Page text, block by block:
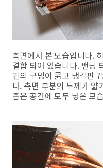
측면에서 본 모습입니다.
결합 되어 있습니다. 밴딩
핀의 구멍이 굵고 냉각핀
다. 측면 부분의 두께가 얇
좁은 공간에 모두 넣은 모